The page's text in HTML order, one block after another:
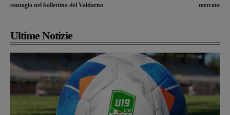
contagio nel bollettino del Valdarno
mercato
Ultime Notizie